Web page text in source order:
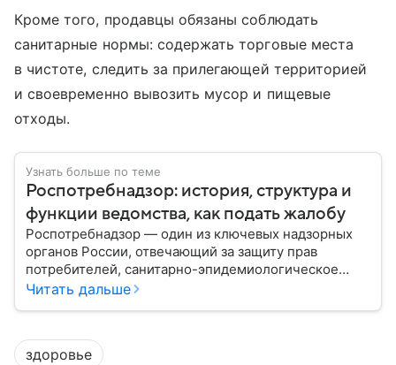
Кроме того, продавцы обязаны соблюдать
санитарные нормы: содержать торговые места
в чистоте, следить за прилегающей территорией
и своевременно вывозить мусор и пищевые
отходы.
Узнать больше по теме
Роспотребнадзор: история, структура и
функции ведомства, как подать жалобу
Роспотребнадзор — один из ключевых надзорных
органов России, отвечающий за защиту прав
потребителей, санитарно-эпидемиологическое
благополучие населения и контроль соблюдения
руководит им сегодня.
Читать дальше
здоровье